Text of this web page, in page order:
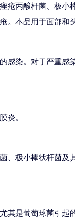
疮丙酸杆菌、极
。本品用于面部和
感染。对于严重
炎。
、极小棒状杆菌
其是葡萄球菌引